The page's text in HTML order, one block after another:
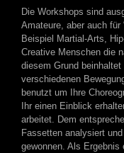
Die Workshops sind
Amateure, aber auch für
Beispiel Martial-Arts,
Creative Menschen die
diesem Grund
verschiedenen
benutzt um Ihre
Ihr einen Einblick
arbeitet. Dem
Fassetten analysiert
gewonnen. Als